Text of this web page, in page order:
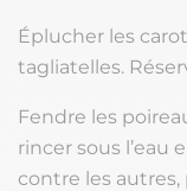
Éplucher les
tagliatelles.
Fendre les
rincer sous l’eau
contre les